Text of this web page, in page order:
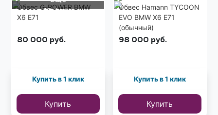
12 фото
Обвес G-POWER BMW
X6 E71
80 000 руб.
Купить в 1 клик
Купить
Обвес Hamann TYCOON
EVO BMW X6 E71
(обычный)
98 000 руб.
Купить в 1 клик
Купить